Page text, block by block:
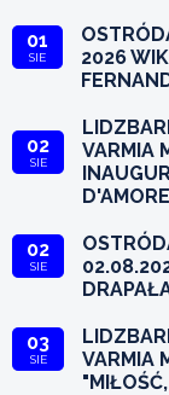
01
SIE
2026
02
SIE
VARMIA
02
SIE
03
SIE
VARMIA